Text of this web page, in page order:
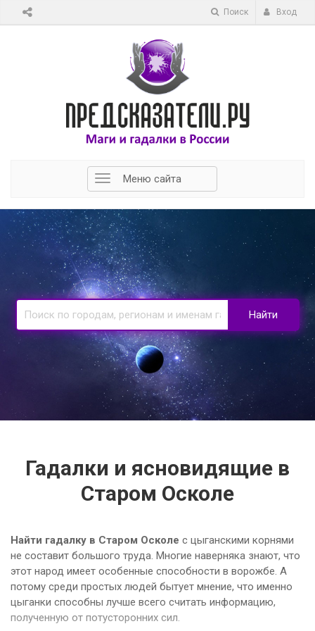
Поиск Вход
Меню сайта
Найти
Гадалки и ясновидящие в
Старом Осколе
Найти гадалку в Старом Осколе с цыганскими корнями
не составит большого труда. Многие наверняка знают, что
этот народ имеет особенные способности в ворожбе. А
потому среди простых людей бытует мнение, что именно
цыганки способны лучше всего считать информацию,
полученную от потусторонних сил.